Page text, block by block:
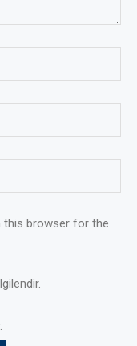
this browser for the